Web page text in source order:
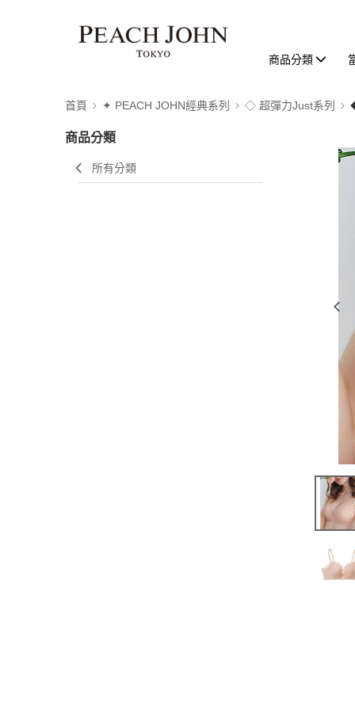
商品分類
首頁 ✦ PEACH JOHN經典系列 ◇ 超彈力Just系列
商品分類
所有分類